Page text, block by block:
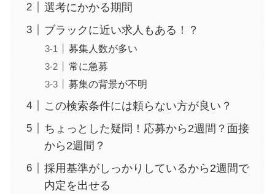
選考にかかる期間
ブラックに近い求人もある！？
募集人数が多い
常に急募
募集の背景が不明
この検索条件には頼らない方が良い？
ちょっとした疑問！応募から2週間？面接
から2週間？
採用基準がしっかりしているから2週間で
内定を出せる